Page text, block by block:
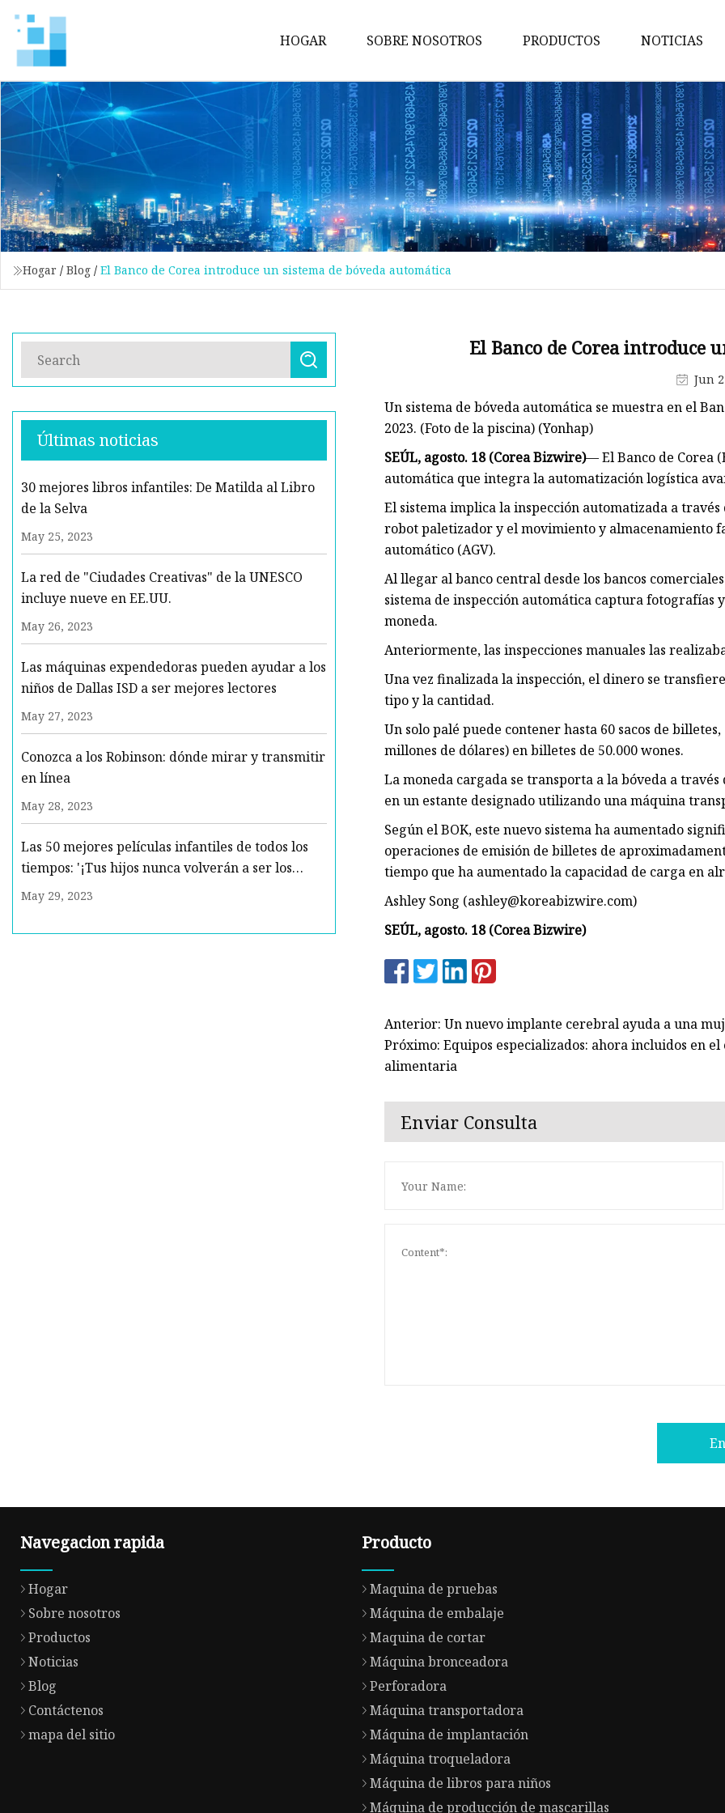
HOGAR SOBRE NOSOTROS PRODUCTOS
Maquina de pruebas
Máquina de embalaje
Maquina de cortar
Máquina bronceadora
Perforadora
Máquina transportadora
Máquina de libros para niños
Máquina troqueladora de
NOTICIAS
Hogar / Blog / El Banco de Corea introduce un sistema de bóveda automática
Últimas noticias
30 mejores libros infantiles: De Matilda al Libro
de la Selva
May 25, 2023
La red de "Ciudades Creativas" de la UNESCO
incluye nueve en EE.UU.
May 26, 2023
Las máquinas expendedoras pueden ayudar a los
niños de Dallas ISD a ser mejores lectores
May 27, 2023
Conozca a los Robinson: dónde mirar y transmitir
en línea
May 28, 2023
Las 50 mejores películas infantiles de todos los
tiempos: '¡Tus hijos nunca volverán a ser los
mismos!'
May 29, 2023
El Banco de Corea introduce
Jun
Un sistema de bóveda automática se muestra en el
2023. (Foto de la piscina) (Yonhap)
SEÚL, agosto. 18 (Corea Bizwire)— El Banco de Corea
automática que integra la automatización logística
El sistema implica la inspección automatizada a
robot paletizador y el movimiento y almacenamiento
automático (AGV).
Al llegar al banco central desde los bancos
sistema de inspección automática captura fotografías
moneda.
Anteriormente, las inspecciones manuales las
Una vez finalizada la inspección, el dinero se
tipo y la cantidad.
Un solo palé puede contener hasta 60 sacos de
millones de dólares) en billetes de 50.000 wones.
La moneda cargada se transporta a la bóveda a
en un estante designado utilizando una máquina
Según el BOK, este nuevo sistema ha aumentado
operaciones de emisión de billetes de
tiempo que ha aumentado la capacidad de carga en
Ashley Song (ashley@koreabizwire.com)
SEÚL, agosto. 18 (Corea Bizwire)
Anterior: Un nuevo implante cerebral ayuda a una
Próximo: Equipos especializados: ahora incluidos en
alimentaria
Enviar Consulta
Navegacion rapida
Hogar
Sobre nosotros
Productos
Noticias
Blog
Contáctenos
mapa del sitio
Producto
Maquina de pruebas
Máquina de embalaje
Maquina de cortar
Máquina bronceadora
Perforadora
Máquina transportadora
Máquina de implantación
Máquina troqueladora
Máquina de libros para niños
Máquina de producción de mascarillas